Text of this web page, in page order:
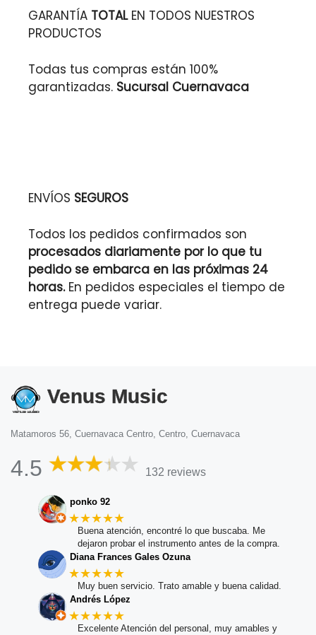
GARANTÍA TOTALEN TODOS NUESTROS
PRODUCTOS
Todas tus compras están 100%
garantizadas. Sucursal Cuernavaca
ENVÍOS SEGUROS
Todos los pedidos confirmados son
procesados diariamente por lo que tu
pedido se embarca en las próximas 24
horas.En pedidos especiales el tiempo de
entrega puede variar.
Venus Music
Matamoros 56, Cuernavaca Centro, Centro, Cuernavaca
4.5 132 reviews
ponko 92
★★★★★
Buena atención, encontré lo que buscaba. Me
dejaron probar el instrumento antes de la compra.
Diana Frances Gales Ozuna
★★★★★
Muy buen servicio. Trato amable y buena calidad.
Andrés López
★★★★★
Excelente Atención del personal, muy amables y